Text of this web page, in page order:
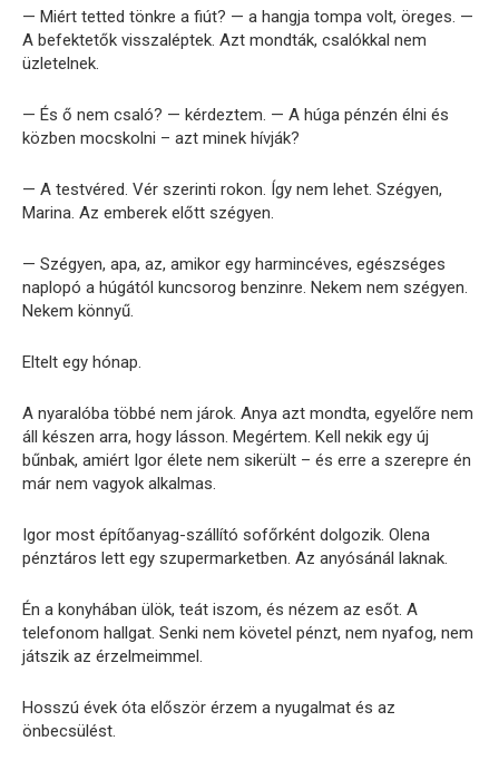
— Miért tetted tönkre a fiút? — a hangja tompa volt, öreges. —
A befektetők visszaléptek. Azt mondták, csalókkal nem
üzletelnek.
— És ő nem csaló? — kérdeztem. — A húga pénzén élni és
közben mocskolni – azt minek hívják?
— A testvéred. Vér szerinti rokon. Így nem lehet. Szégyen,
Marina. Az emberek előtt szégyen.
— Szégyen, apa, az, amikor egy harmincéves, egészséges
naplopó a húgától kuncsorog benzinre. Nekem nem szégyen.
Nekem könnyű.
Eltelt egy hónap.
A nyaralóba többé nem járok. Anya azt mondta, egyelőre nem
áll készen arra, hogy lásson. Megértem. Kell nekik egy új
bűnbak, amiért Igor élete nem sikerült – és erre a szerepre én
már nem vagyok alkalmas.
Igor most építőanyag-szállító sofőrként dolgozik. Olena
pénztáros lett egy szupermarketben. Az anyósánál laknak.
Én a konyhában ülök, teát iszom, és nézem az esőt. A
telefonom hallgat. Senki nem követel pénzt, nem nyafog, nem
játszik az érzelmeimmel.
Hosszú évek óta először érzem a nyugalmat és az
önbecsülést.